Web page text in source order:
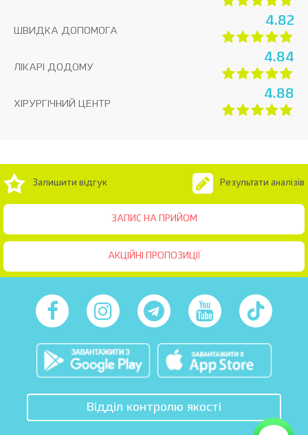
ШВИДКА ДОПОМОГА
4.82
ЛІКАРІ ДОДОМУ
4.84
ХІРУРГІЧНИЙ ЦЕНТР
4.88
ЗАПИС НА ПРИЙОМ
Залишити відгук Результати аналізів
АКЦІЙНІ ПРОПОЗИЦІЇ
Відділ контролю якості